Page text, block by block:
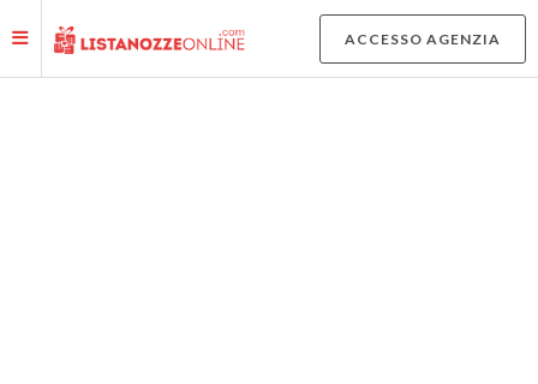
ACCESSO AGENZIA
Informativa sulla raccolta